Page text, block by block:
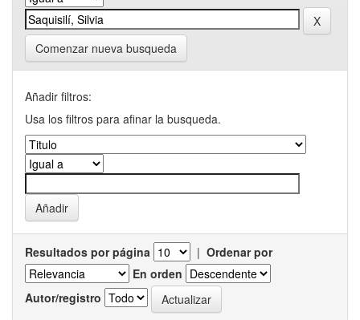
Comenzar nueva busqueda
Añadir filtros:
Usa los filtros para afinar la busqueda.
Resultados por página | Ordenar por
En orden
Autor/registro